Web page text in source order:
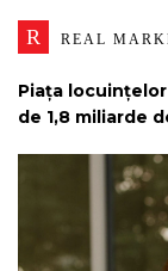
R REAL
Piața
de 1,8 miliarde